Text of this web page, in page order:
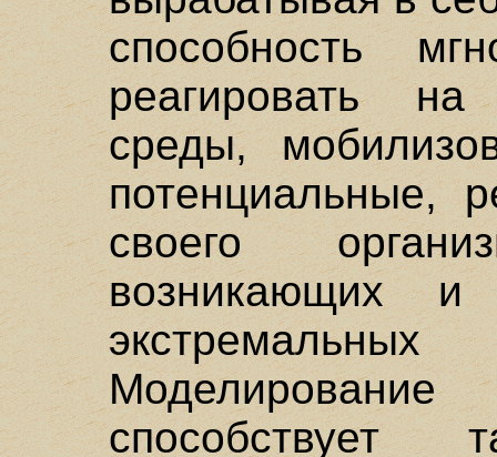
способность
реагировать
среды,
потенциальные,
своего
возникающих и